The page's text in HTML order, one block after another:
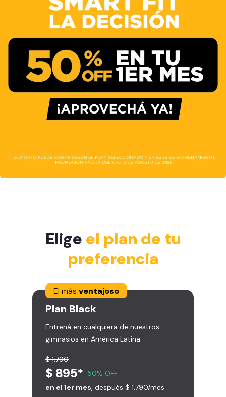
Elige el plan de tu
preferencia
El más ventajoso
Plan Black
Entrená en cualquiera de nuestros
gimnasios en América Latina.
$ 1.790
$ 895* 50% OFF
en el 1er mes , después $ 1.790/mes